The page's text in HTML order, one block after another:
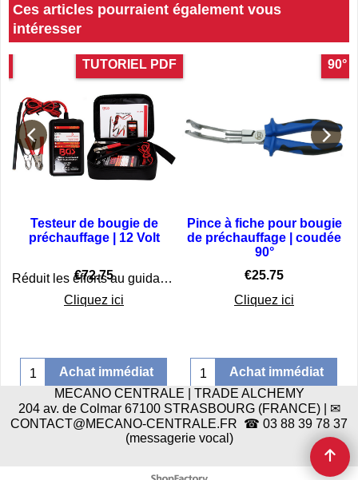
Ces articles pourraient également vous
intéresser
TUTORIEL PDF
Testeur de bougie de
préchauffage | 12 Volt
€72.75
Réduit les efforts au guidage des bougies de préchauffage, sans démontage les bougies
Cliquez ici
Achat immédiat
90°
Pince à fiche pour bougie
de préchauffage | coudée
90°
€25.75
Cliquez ici
Achat immédiat
MECANO CENTRALE | TRADE ALCHEMY
204 av. de Colmar 67100 STRASBOURG (FRANCE) | ✉
CONTACT@MECANO-CENTRALE.FR ☎ 03 88 39 78 37
(messagerie vocal)
Boutique en ligne créés